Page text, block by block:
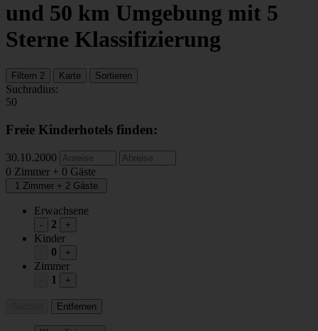
und 50 km Umgebung mit 5
Sterne Klassifizierung
Filtern 2 Karte Sortieren
Suchradius:
50
Freie Kinderhotels finden:
30.10.2000
0 Zimmer + 0 Gäste
1 Zimmer + 2 Gäste
Erwachsene
- 2 +
Kinder
0 +
Zimmer
1 +
Entfernen